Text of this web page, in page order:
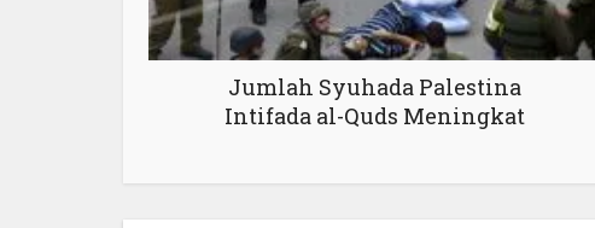
Jumlah Syuhada Palestina
Intifada al-Quds Meningkat